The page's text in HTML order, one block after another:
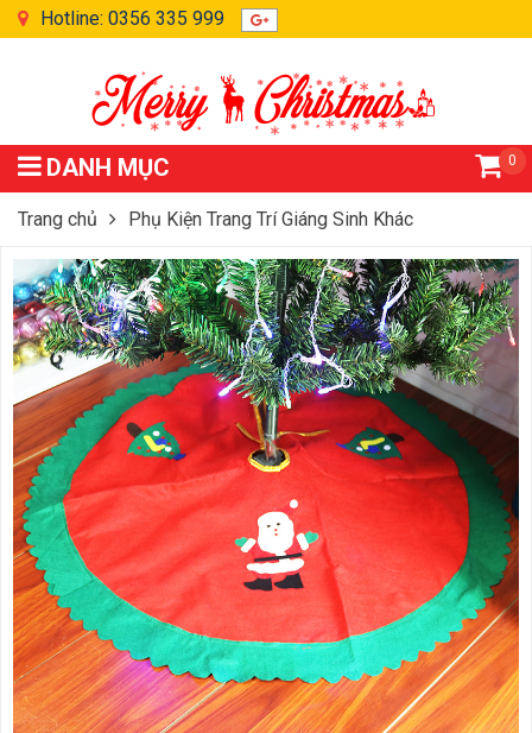
Hotline: 0356 335 999
DANH MỤC 0
Trang chủ Phụ Kiện Trang Trí Giáng Sinh Khác
Khăn Che Gốc Cây Thông Noel